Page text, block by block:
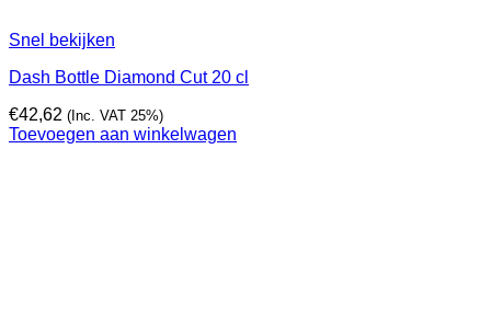
Snel bekijken
Dash Bottle Diamond Cut 20 cl
€42,62 (Inc. VAT 25%)
Toevoegen aan winkelwagen